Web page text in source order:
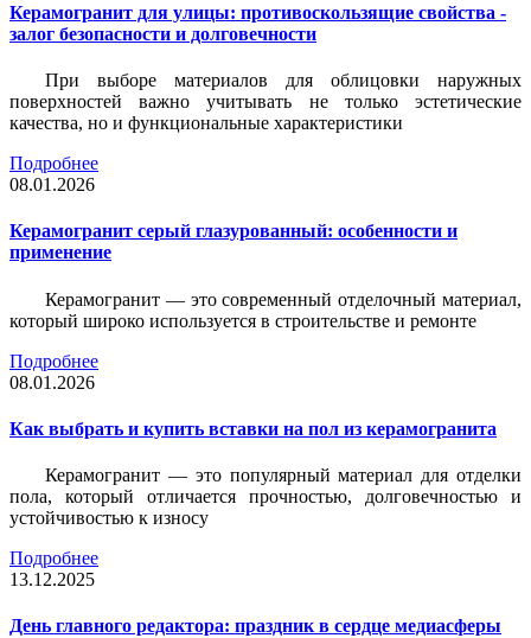
Керамогранит для улицы: противоскользящие свойства -
залог безопасности и долговечности
При выборе материалов для облицовки наружных
поверхностей важно учитывать не только эстетические
качества, но и функциональные характеристики
Подробнее
08.01.2026
Керамогранит серый глазурованный: особенности и
применение
Керамогранит — это современный отделочный материал,
который широко используется в строительстве и ремонте
Подробнее
08.01.2026
Как выбрать и купить вставки на пол из керамогранита
Керамогранит — это популярный материал для отделки
пола, который отличается прочностью, долговечностью и
устойчивостью к износу
Подробнее
13.12.2025
День главного редактора: праздник в сердце медиасферы